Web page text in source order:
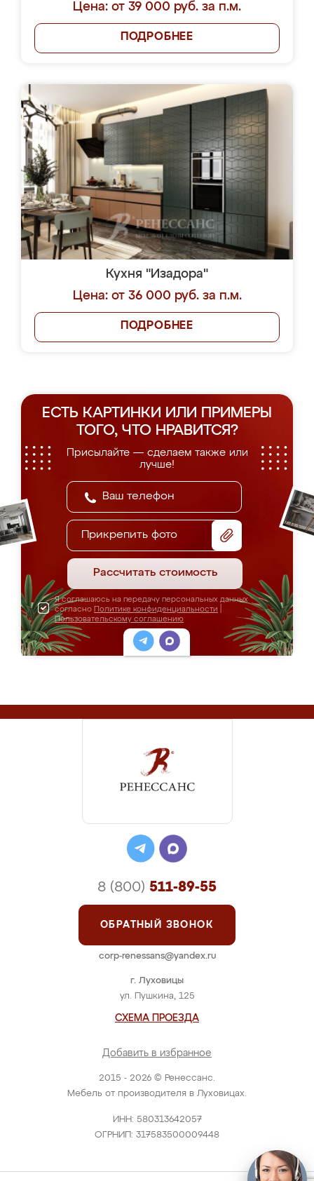
Цена: от 39 000 руб. за п.м.
ПОДРОБНЕЕ
Кухня "Изадора"
Цена: от 36 000 руб. за п.м.
ПОДРОБНЕЕ
ЕСТЬ КАРТИНКИ ИЛИ ПРИМЕРЫ
ТОГО, ЧТО НРАВИТСЯ?
Присылайте — сделаем также или
лучше!
Прикрепить фото
Рассчитать стоимость
Я соглашаюсь на передачу персональных данных
согласно Политике конфиденциальности
Пользовательскому соглашению
2015 - 2026 © Ренессанс.
Мебель от производителя в Луховицах.
ИНН: 580313642057
ОГРНИП: 317583500009448
г. Луховицы
ул. Пушкина, 125
СХЕМА ПРОЕЗДА
Добавить в избранное
8 (800) 511-89-55
ОБРАТНЫЙ ЗВОНОК
corp-renessans@yandex.ru